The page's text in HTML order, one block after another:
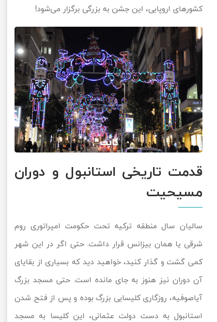
کشورهای اروپایی، این جشن به بزرگی برگزار می‌شود!
قدمت تاریخی استانبول و دوران
مسیحیت
سالیان سال منطقه ترکیه تحت حکومت امپراتوری روم
شرقی یا همان بیزانس قرار داشت. حتی اگر در این شهر
کمی گشت و گذار کنید، خواهید دید که بسیاری از بقایای
آن دوران نیز هنوز به جای مانده است. حتی مسجد بزرگ
آیاصوفیه، روزگاری کلیسایی بزرگ بوده و پس از فتح شدن
استانبول به دست دولت عثمانی، این کلیسا به مسجد